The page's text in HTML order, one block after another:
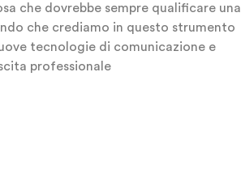
che dovrebbe sempre qualificare una
che crediamo in questo strumento
tecnologie di comunicazione e
professionale